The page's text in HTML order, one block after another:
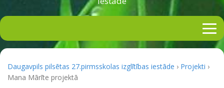
Daugavpils pilsētas 27.pirmsskolas izglītības iestāde › Projekti ›
Mana Mārīte projektā